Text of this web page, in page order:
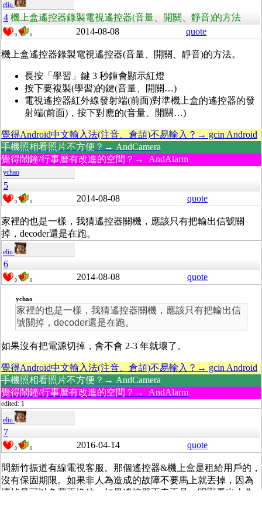
eliu
4 機上盒遙控器錄製電視遙控器(音量、開關、靜音)的方法
0 0 2014-08-08 quote
機上盒遙控器錄製電視遙控器(音量、開關、靜音)的方法。
長按「學習」鍵 3 秒鐘會顯示紅燈
按下要複製(學習)的鍵(音量、開關…)
電視遙控器紅外線發射端(前面)對準機上盒的遙控器的發
射端(前面)，按下對應的(音量、開關…)
覺得Android中文輸入法(注音、倉頡)不易輸入？→ gcin Android
手機照相看照片不方便？→ AndCamera
覺得鬧鐘/行事曆有改進的空間？→ AndAlarm
ychao
5
0 0 2014-08-08 quote
家裡的也是一樣，我猜遙控器關機，應該只有把輸出信號關
掉，decoder還是在跑。
eliu
6
0 0 2014-08-08 quote
ychao
家裡的也是一樣，我猜遙控器關機，應該只有把輸出信
號關掉，decoder還是在跑。
如果沒有把電源切掉，會不會 2-3 年就壞了。
覺得Android中文輸入法(注音、倉頡)不易輸入？→ gcin Android
手機照相看照片不方便？→ AndCamera
覺得鬧鐘/行事曆有改進的空間？→ AndAlarm
edited: 1
eliu
7
0 0 2016-04-14 quote
問新竹振道有線電視客服。那個遙控器&機上盒是租給用戶的，
沒有保固期限。如果非人為造成的故障不要馬上就丟掉，因為
壞掉是可以免費更換的。如果遙控器不幸不見、明顯看出人為